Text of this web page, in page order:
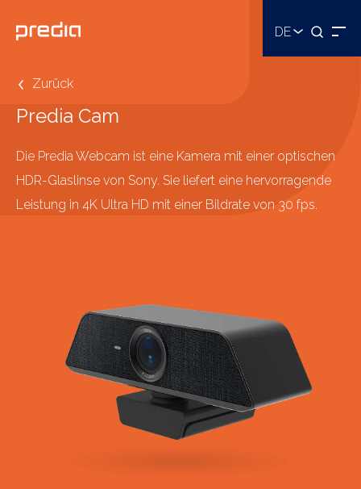
DE
Zurück
Predia Cam
Die Predia Webcam ist eine Kamera mit einer optischen
HDR-Glaslinse von Sony. Sie liefert eine hervorragende
Leistung in 4K Ultra HD mit einer Bildrate von 30 fps.